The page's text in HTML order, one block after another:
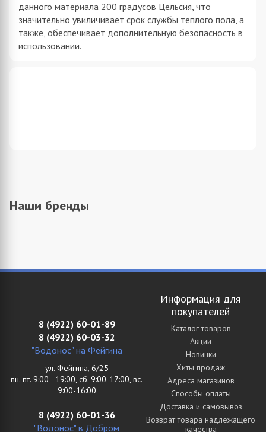
данного материала 200 градусов Цельсия, что
значительно увиличивает срок службы теплого пола, а
также, обеспечивает дополнительную безопасность в
использовании.
Наши бренды
8 (4922) 60-01-89
8 (4922) 60-03-32
"Водонос" на Фейгина
ул. Фейгина, 6/25
пн.-пт. 9:00 - 19:00, сб. 9:00-17:00, вс.
9:00-16:00
8 (4922) 60-01-36
"Водонос" в Добром
Информация для
покупателей
Каталог товаров
Акции
Новинки
Хиты продаж
Адреса магазинов
Способы оплаты
Доставка и самовывоз
Возврат товара надлежащего
качества